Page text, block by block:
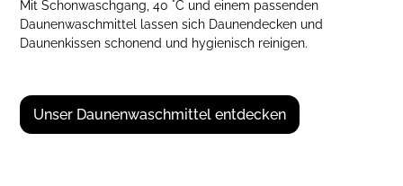
Mit Schonwaschgang, 40 °C und einem passenden
Daunenwaschmittel lassen sich Daunendecken und
Daunenkissen schonend und hygienisch reinigen.
Unser Daunenwaschmittel entdecken